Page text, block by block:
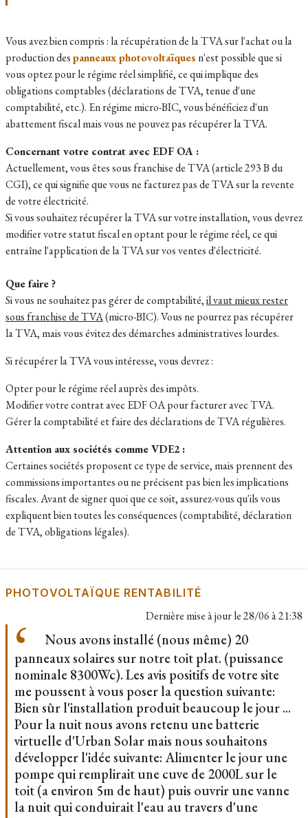
Vous avez bien compris : la récupération de la TVA sur l'achat ou la
production despanneaux photovoltaïques n'est possible que si
vous optez pour le régime réel simplifié, ce qui implique des
obligations comptables (déclarations de TVA, tenue d'une
comptabilité, etc.). En régime micro-BIC, vous bénéficiez d'un
abattement fiscal mais vous ne pouvez pas récupérer la TVA.
Concernant votre contrat avec EDF OA :
Actuellement, vous êtes sous franchise de TVA (article 293 B du
CGI), ce qui signifie que vous ne facturez pas de TVA sur la revente
de votre électricité.
Si vous souhaitez récupérer la TVA sur votre installation, vous devrez
modifier votre statut fiscal en optant pour le régime réel, ce qui
entraîne l'application de la TVA sur vos ventes d'électricité.
Que faire ?
Si vous ne souhaitez pas gérer de comptabilité,il vaut mieux rester
sous franchise de TVA(micro-BIC). Vous ne pourrez pas récupérer
la TVA, mais vous évitez des démarches administratives lourdes.
Si récupérer la TVA vous intéresse, vous devrez :
Opter pour le régime réel auprès des impôts.
Modifier votre contrat avec EDF OA pour facturer avec TVA.
Gérer la comptabilité et faire des déclarations de TVA régulières.
Attention aux sociétés comme VDE2 :
Certaines sociétés proposent ce type de service, mais prennent des
commissions importantes ou ne précisent pas bien les implications
fiscales. Avant de signer quoi que ce soit, assurez-vous qu'ils vous
expliquent bien toutes les conséquences (comptabilité, déclaration
de TVA, obligations légales).
PHOTOVOLTAÏQUE RENTABILITÉ
Dernière mise à jour le28/06 à 21:38
Nous avons installé (nous même) 20
panneaux solaires sur notre toit plat. (puissance
nominale 8300Wc). Les avis positifs de votre site
me poussent à vous poser la question suivante:
Bien sûr l'installation produit beaucoup le jour ...
Pour la nuit nous avons retenu une batterie
virtuelle d'Urban Solar mais nous souhaitons
développer l'idée suivante: Alimenter le jour une
pompe qui remplirait une cuve de 2000L sur le
toit (a environ 5m de haut) puis ouvrir une vanne
la nuit qui conduirait l'eau au travers d'une